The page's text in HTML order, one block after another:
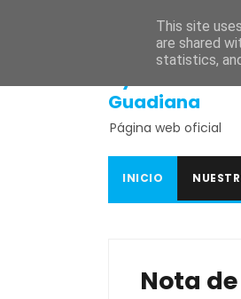
SEDE ELECTRÓNICA
Guadiana
Página web oficial
INICIO
Nota
This site
are shared
statistics,